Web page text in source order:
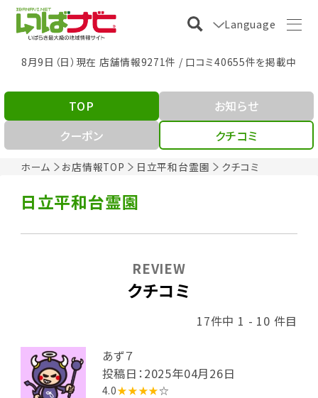
Language
8月9日（日）現在 店舗情報9271件 / 口コミ40655件を掲載中
ホーム お店情報TOP 日立平和台霊園 クチコミ
TOP
お知らせ
クーポン
クチコミ
日立平和台霊園
クチコミ
REVIEW
17件中 1 - 10 件目
あず７
投稿日：2025年04月26日
4.0★★★★☆